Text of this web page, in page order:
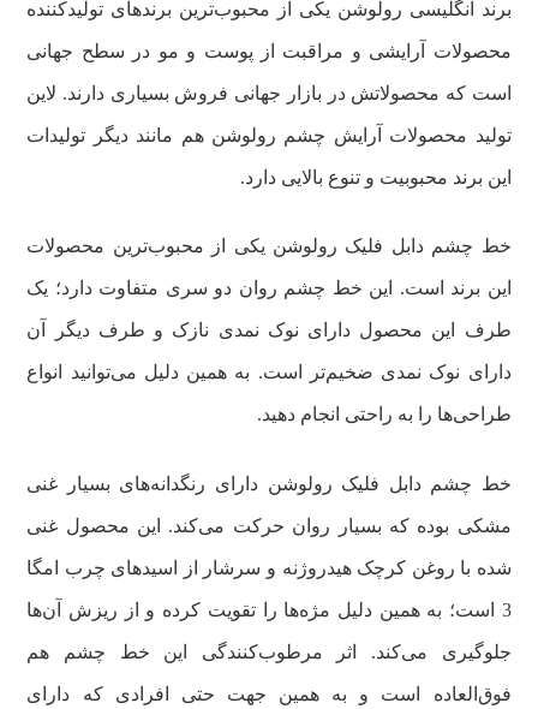
برند انگلیسی رولوشن یکی از محبوب‌ترین برندهای تولید‌کننده
محصولات آرایشی و مراقبت از پوست و مو در سطح جهانی
است که محصولاتش در بازار جهانی فروش بسیاری دارند. لاین
تولید محصولات آرایش چشم رولوشن هم مانند دیگر تولیدات
این برند محبوبیت و تنوع بالایی دارد.
خط چشم دابل فلیک رولوشن یکی از محبوب‌ترین محصولات
این برند است. این خط چشم روان دو سری متفاوت دارد؛ یک
طرف این محصول دارای نوک نمدی نازک و طرف دیگر آن
دارای نوک نمدی ضخیم‌تر است. به همین دلیل می‌توانید انواع
طراحی‌ها را به راحتی انجام دهید.
خط چشم دابل فلیک رولوشن دارای رنگدانه‌های بسیار غنی
مشکی بوده که بسیار روان حرکت می‌کند. این محصول غنی
شده با روغن کرچک هیدروژنه و سرشار از اسیدهای چرب امگا
3 است؛ به همین دلیل مژه‌ها را تقویت کرده و از ریزش آن‌ها
جلوگیری می‌کند. اثر مرطوب‌کنندگی این خط چشم هم
فوق‌العاده است و به همین جهت حتی افرادی که دارای